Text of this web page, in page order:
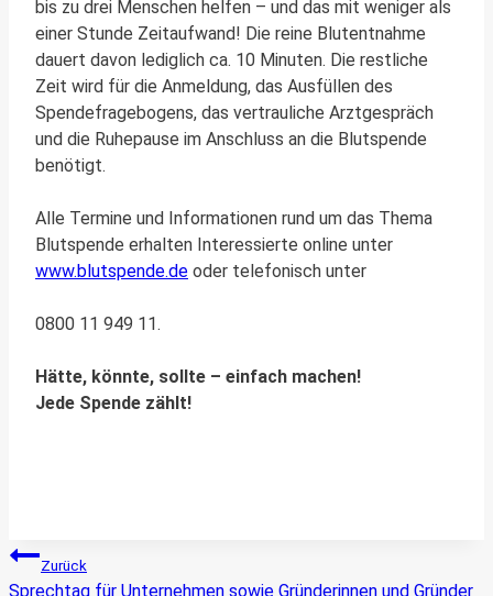
bis zu drei Menschen helfen – und das mit weniger als
einer Stunde Zeitaufwand! Die reine Blutentnahme
dauert davon lediglich ca. 10 Minuten. Die restliche
Zeit wird für die Anmeldung, das Ausfüllen des
Spendefragebogens, das vertrauliche Arztgespräch
und die Ruhepause im Anschluss an die Blutspende
benötigt.
Alle Termine und Informationen rund um das Thema
Blutspende erhalten Interessierte online unter
www.blutspende.de oder telefonisch unter
0800 11 949 11.
Hätte, könnte, sollte – einfach machen!
Jede Spende zählt!
Beitragsnavigation
Zurück
Sprechtag für Unternehmen sowie Gründerinnen und Gründer